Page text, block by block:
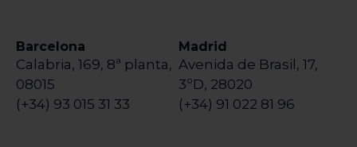
Barcelona
Calabria, 169, 8ª planta,
08015
(+34) 93 015 31 33
Madrid
Avenida de Brasil, 17,
3ºD, 28020
(+34) 91 022 81 96